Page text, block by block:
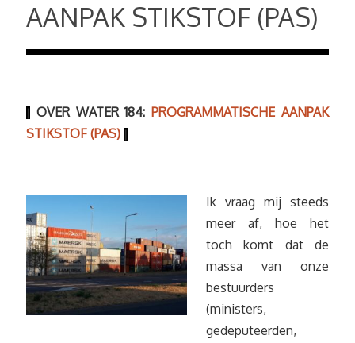
AANPAK STIKSTOF (PAS)
| OVER WATER 184: PROGRAMMATISCHE AANPAK
STIKSTOF (PAS) |
Ik vraag mij steeds
meer af, hoe het
toch komt dat de
massa van onze
bestuurders
(ministers,
gedeputeerden,